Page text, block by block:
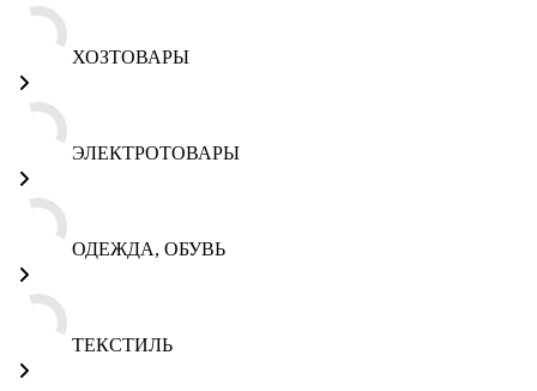
ХОЗТОВАРЫ
ЭЛЕКТРОТОВАРЫ
ОДЕЖДА, ОБУВЬ
ТЕКСТИЛЬ